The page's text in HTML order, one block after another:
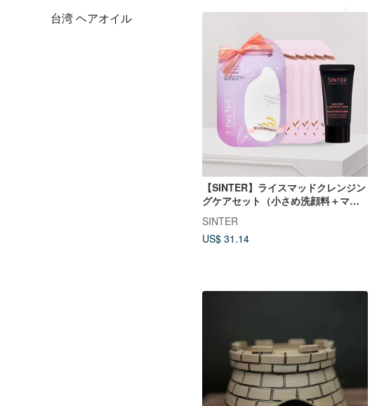
台湾 ヘアオイル
【SINTER】ライスマッドクレンジン
グケアセット（小さめ洗顔料＋マス
ク5枚）
SINTER
US$ 31.14